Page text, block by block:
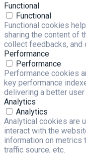
Functional
Functional
Functional cookies
sharing the content of
collect feedbacks, and
Performance
Performance
Performance cookies
key performance
delivering a better
Analytics
Analytics
Analytical cookies are
interact with the
information on metrics
traffic source, etc.